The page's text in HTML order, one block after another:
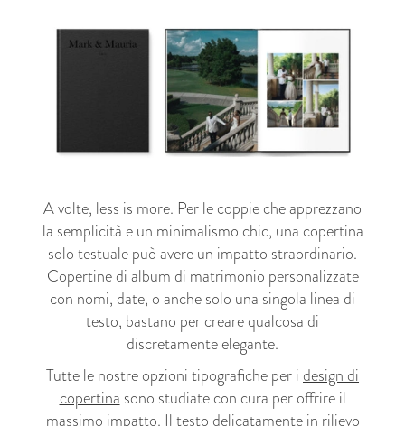
A volte, less is more. Per le coppie che apprezzano
la semplicità e un minimalismo chic, una copertina
solo testuale può avere un impatto straordinario.
Copertine di album di matrimonio personalizzate
con nomi, date, o anche solo una singola linea di
testo, bastano per creare qualcosa di
discretamente elegante.
Tutte le nostre opzioni tipografiche per i design di
copertina sono studiate con cura per offrire il
massimo impatto. Il testo delicatamente in rilievo